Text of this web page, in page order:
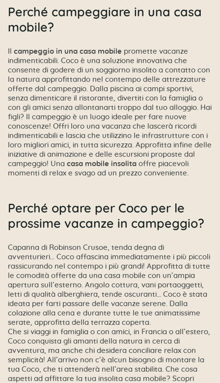
Perché campeggiare in una casa
mobile?
Il campeggio in una casa mobile promette vacanze
indimenticabili. Coco è una soluzione innovativa che
consente di godere di un soggiorno insolito a contatto con
la natura approfittando nel contempo delle attrezzature
offerte dal campeggio. Dalla piscina ai campi sportivi,
senza dimenticare il ristorante, divertiti con la famiglia o
con gli amici senza allontanarti troppo dal tuo alloggio. Hai
figli? Il campeggio è un luogo ideale per fare nuove
conoscenze! Offri loro una vacanza che lascerà ricordi
indimenticabili e lascia che utilizzino le infrastrutture con i
loro migliori amici, in tutta sicurezza. Approfitta infine delle
iniziative di animazione e delle escursioni proposte dal
campeggio! Una casa mobile insolita offre piacevoli
momenti di relax e svago ad un prezzo conveniente.
Perché optare per Coco per le
prossime vacanze in campeggio?
Capanna di Robinson Crusoe, tenda degna di
avventurieri… Coco affascina immediatamente i più piccoli
rassicurando nel contempo i più grandi! Approfitta di tutte
le comodità offerte da una casa mobile con un’ampia
apertura sull’esterno. Angolo cottura, vani portaoggetti,
letti di qualità alberghiera, tende oscuranti… Coco è stata
ideata per farti passare delle vacanze serene. Dalla
colazione alla cena e durante tutte le tue animatissime
serate, approfitta della terrazza coperta.
Che si viaggi in famiglia o con amici, in Francia o all’estero,
Coco conquista gli amanti della natura in cerca di
avventura, ma anche chi desidera conciliare relax con
semplicità! All’arrivo non c’è alcun bisogno di montare la
tua Coco, che ti attenderà nell’area stabilita. Che cosa
aspetti ad affittare la tua insolita casa mobile? Scopri